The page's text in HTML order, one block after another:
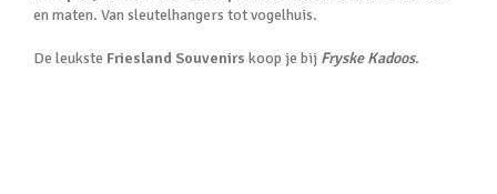
en maten. Van sleutelhangers tot vogelhuis.
De leukste Friesland Souvenirs koop je bij Fryske Kadoos.